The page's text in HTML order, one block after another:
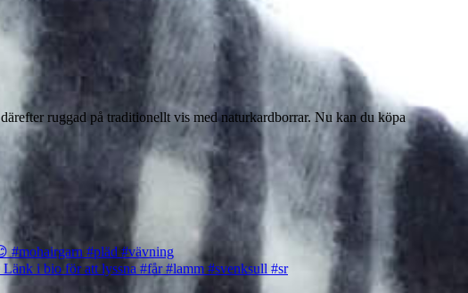
ruggad på traditionellt vis med naturkardborrar. Nu kan du köpa